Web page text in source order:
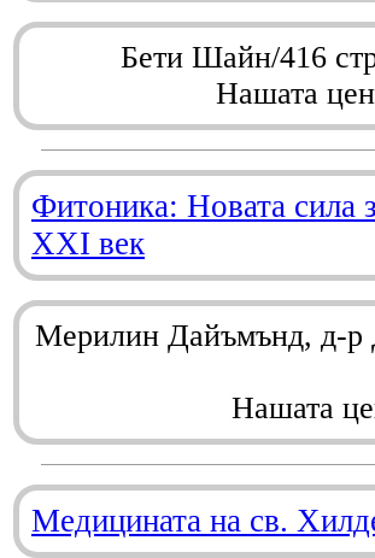
Бети Шайн/416
Нашата
Фитоника: Новата сила
XXI век
Мерилин Дайъмънд, д-р
Нашата
Медицината на св.